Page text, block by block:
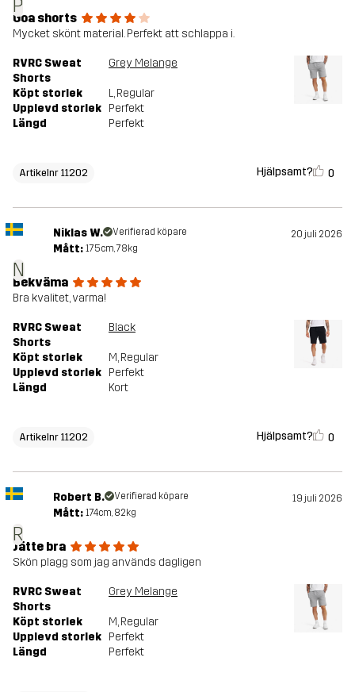
P
Goa shorts
Mycket skönt material. Perfekt att schlappa i.
RVRC Sweat
Shorts
Grey Melange
Köpt storlek L, Regular
Upplevd storlek Perfekt
Längd
Perfekt
Artikelnr 11202 Hjälpsamt? 0
N
Niklas W. Verifierad köpare 20 juli 2026
Mått: 175cm, 78kg
Bekväma
Bra kvalitet, varma!
RVRC Sweat
Shorts
Black
Köpt storlek M, Regular
Upplevd storlek Perfekt
Längd
Kort
Artikelnr 11202 Hjälpsamt? 0
R
Robert B. Verifierad köpare 19 juli 2026
Mått: 174cm, 82kg
Jätte bra
Skön plagg som jag används dagligen
RVRC Sweat
Shorts
Grey Melange
Köpt storlek M, Regular
Upplevd storlek Perfekt
Längd
Perfekt